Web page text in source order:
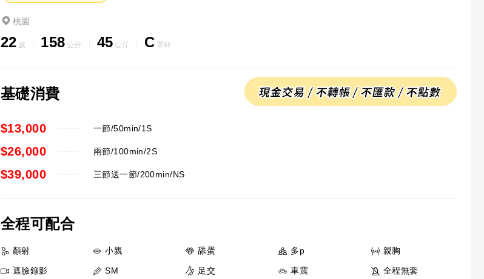
桃園
22 歲 158 公分 45 公斤 C 罩杯
基礎消費
一節/50min/1S
$13,000
兩節/100min/2S
$26,000
三節送一節/200min/NS
$39,000
全程可配合
顏射 小親 舔蛋 多p 親胸
遮臉錄影 SM 足交 車震 全程無套